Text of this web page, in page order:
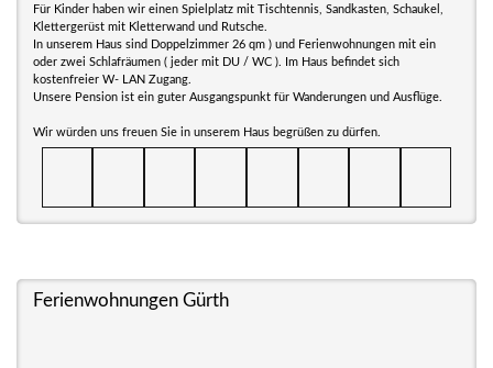
Für Kinder haben wir einen Spielplatz mit Tischtennis, Sandkasten, Schaukel,
Klettergerüst mit Kletterwand und Rutsche.
In unserem Haus sind Doppelzimmer 26 qm ) und Ferienwohnungen mit ein
oder zwei Schlafräumen ( jeder mit DU / WC ). Im Haus befindet sich
kostenfreier W- LAN Zugang.
Unsere Pension ist ein guter Ausgangspunkt für Wanderungen und Ausflüge.
Wir würden uns freuen Sie in unserem Haus begrüßen zu dürfen.
Ferienwohnungen Gürth